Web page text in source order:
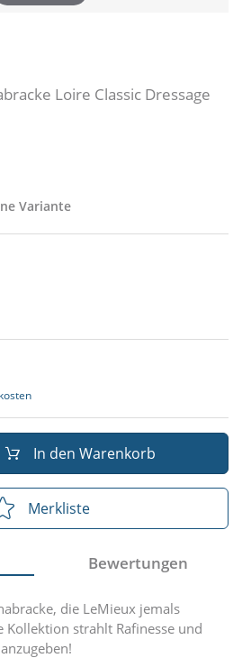
Loire Classic Dressage
Variante
In den Warenkorb
Merkliste
Bewertungen
die LeMieux jemals
Kollektion strahlt Rafinesse und